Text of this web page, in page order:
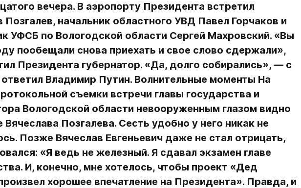
вечера. В аэропорту Президента встретил
Позгалев, начальник областного УВД Павел Горчаков и
УФСБ по Вологодской области Сергей Махровский. «Вы
пообещали снова приехать и свое слово сдержали»,
Президента губернатор. «Да, долго собирались», — с
Владимир Путин. Волнительные моменты На
съемки встречи главы государства и
Вологодской области невооруженным глазом видно
Вячеслава Позгалева. Сесть удобно у него никак не
Позже Вячеслав Евгеньевич даже не стал отрицать,
«Я ведь не железный. Я сдавал экзамен главе
И, конечно, мне хотелось, чтобы проект «Дед
хорошее впечатление на Президента». Правда, и